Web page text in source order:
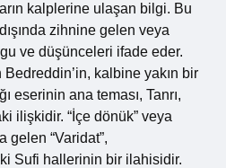
kalplerine ulaşan bilgi. Bu
zihnine gelen veya
ve düşünceleri ifade eder.
kalbine yakın bir
eserinin ana teması, Tanrı,
ilişkidir. “İçe dönük” veya
gelen “Varidat”,
Sufi hallerinin bir ilahisidir.